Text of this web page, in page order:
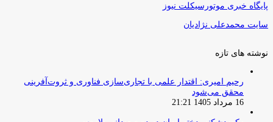
پایگاه خبری موتورسیکلت نیوز
سایت محمدعلی نژادیان
نوشته های تازه
رحیم امیری: اقتدار علمی با تجاری‌سازی فناوری و ثروت‌آفرینی
محقق می‌شود
16 مرداد 1405 21:21